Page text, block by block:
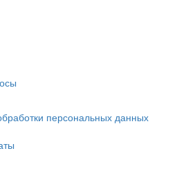
персональных данных